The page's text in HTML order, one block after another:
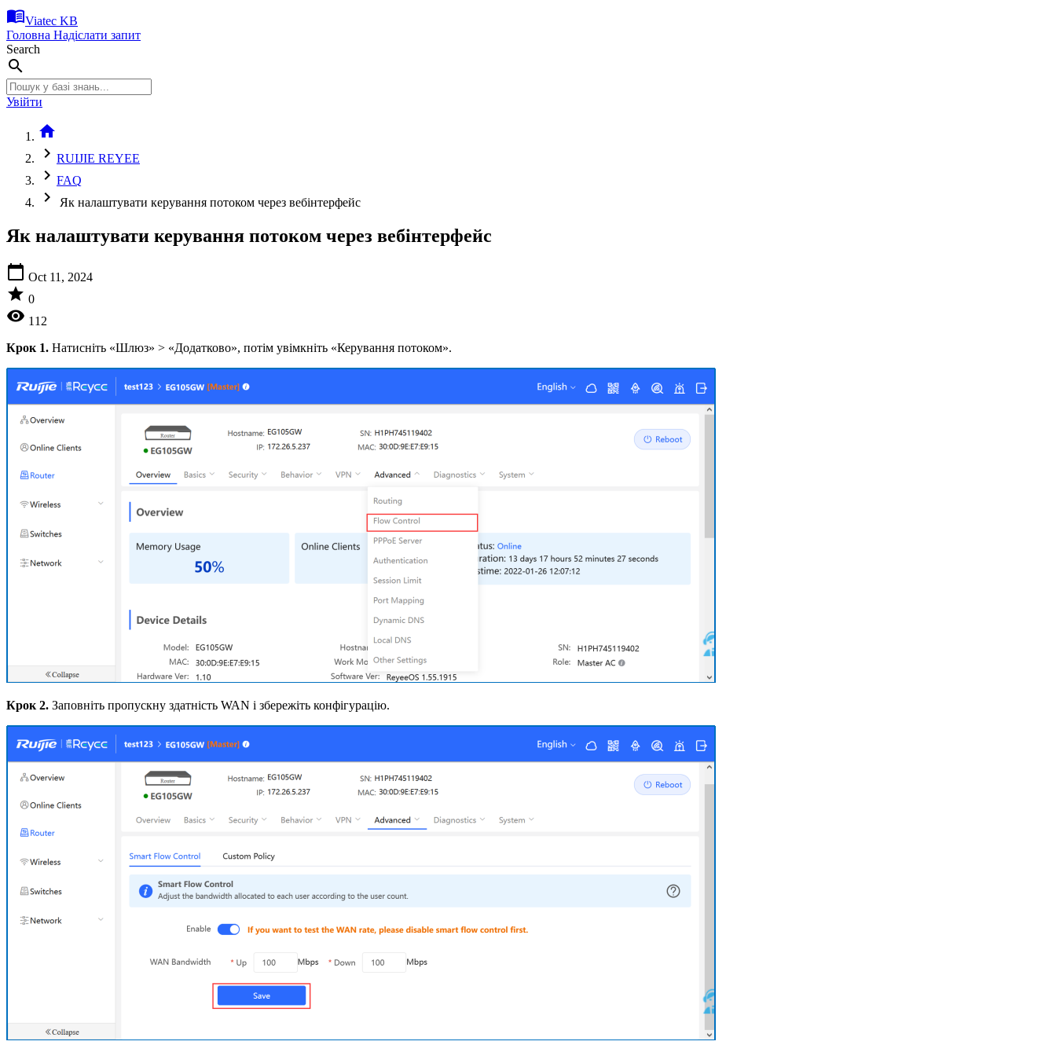
menu_bookViatec KB
Головна Надіслати запит
Search
search
Увійти
home
chevron_right RUIJIE REYEE
chevron_right FAQ
chevron_right Як налаштувати керування потоком через вебінтерфейс
Як налаштувати керування потоком через вебінтерфейс
calendar_today Oct 11, 2024
star 0
visibility 112
Крок 1. Натисніть «Шлюз» > «Додатково», потім увімкніть «Керування потоком».
Крок 2. Заповніть пропускну здатність WAN і збережіть конфігурацію.